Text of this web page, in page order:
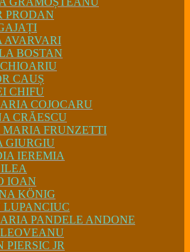
PRODAN
AVARVARI
BOSTAN
CAUȘ
CHIFU
COJOCARU
CRĂESCU
MARIA FRUNZETTI
GIURGIU
IEREMIA
IOAN
KÖNIG
PANDELE ANDONE
PIERSIC JR